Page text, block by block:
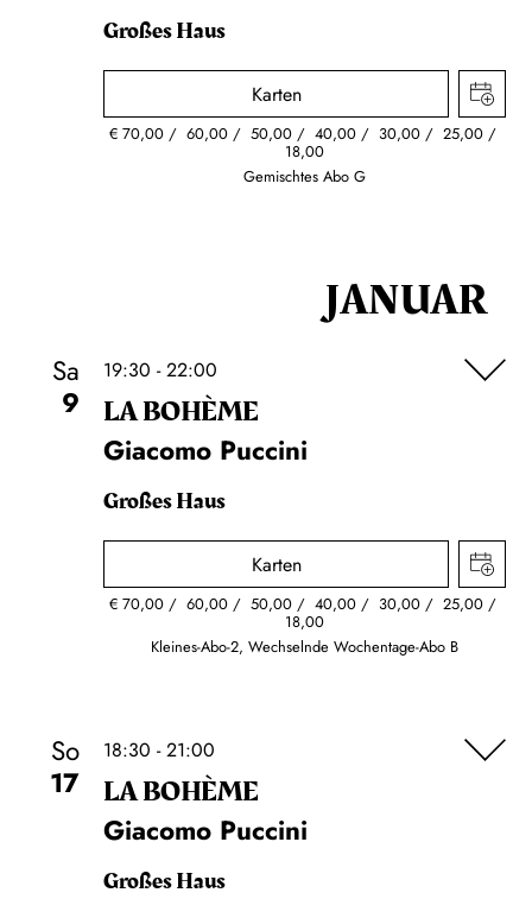
Großes Haus
Karten
€ 70,00 60,00 50,00 40,00 30,00 25,00
18,00
Gemischtes Abo G
JANUAR
Sa
9
19:30 - 22:00
LA BOHÈME
Giacomo Puccini
Großes Haus
Karten
€ 70,00 60,00 50,00 40,00 30,00 25,00
18,00
Kleines-Abo-2, Wechselnde Wochentage-Abo B
So
17
18:30 - 21:00
LA BOHÈME
Giacomo Puccini
Großes Haus